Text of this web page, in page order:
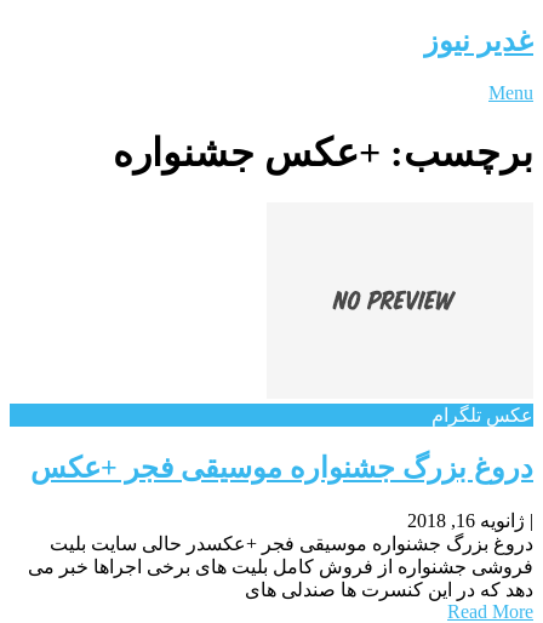
غدیر نیوز
Menu
برچسب: +عکس جشنواره
عکس تلگرام
دروغ بزرگ جشنواره موسیقی فجر +عکس
| ژانویه 16, 2018
دروغ بزرگ جشنواره موسیقی فجر +عکسدر حالی سایت بلیت
فروشی جشنواره از فروش کامل بلیت های برخی اجراها خبر می
دهد که در این کنسرت ها صندلی های
Read More